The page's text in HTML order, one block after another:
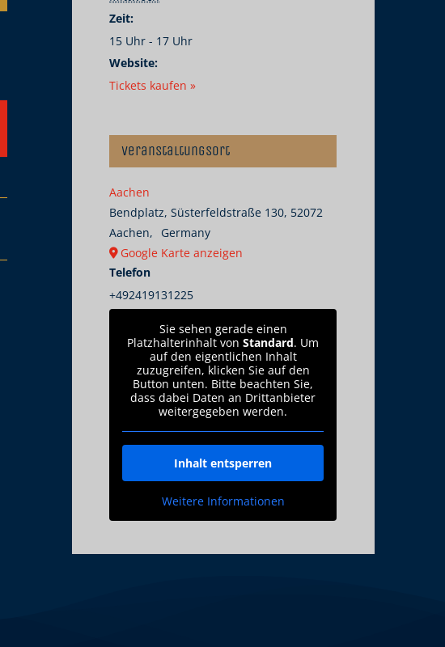
Zeit:
15 Uhr - 17 Uhr
Website:
Tickets kaufen »
Veranstaltungsort
Aachen
Bendplatz, Süsterfeldstraße 130, 52072
Aachen,
Germany
Google Karte anzeigen
Telefon
+492419131225
Sie sehen gerade einen
Platzhalterinhalt vonStandard. Um
auf den eigentlichen Inhalt
zuzugreifen, klicken Sie auf den
Button unten. Bitte beachten Sie,
dass dabei Daten an Drittanbieter
weitergegeben werden.
Inhalt entsperren
Weitere Informationen